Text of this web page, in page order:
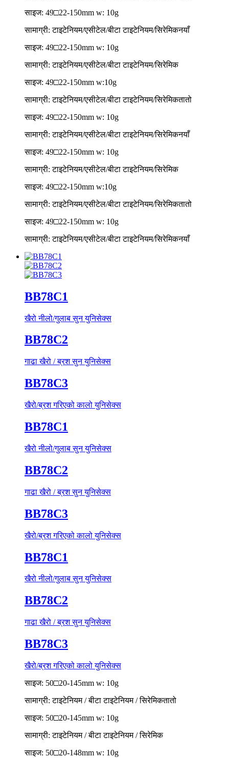
साइज: 49□22-150mm w: 10g
सामाग्री: टाइटेनियम/एसीटेल/बीटा टाइटेनियम/सिरेमिकनयाँ
साइज: 49□22-150mm w: 10g
सामाग्री: टाइटेनियम/एसीटेल/बीटा टाइटेनियम/सिरेमिक
साइज: 49□22-150mm w:10g
सामाग्री: टाइटेनियम/एसीटेल/बीटा टाइटेनियम/सिरेमिकतातो
साइज: 49□22-150mm w: 10g
सामाग्री: टाइटेनियम/एसीटेल/बीटा टाइटेनियम/सिरेमिकनयाँ
साइज: 49□22-150mm w: 10g
सामाग्री: टाइटेनियम/एसीटेल/बीटा टाइटेनियम/सिरेमिक
साइज: 49□22-150mm w:10g
सामाग्री: टाइटेनियम/एसीटेल/बीटा टाइटेनियम/सिरेमिकतातो
साइज: 49□22-150mm w: 10g
सामाग्री: टाइटेनियम/एसीटेल/बीटा टाइटेनियम/सिरेमिकनयाँ
BB78C1
खैरो नीलो/गुलाब सुन युनिसेक्स
BB78C2
गाढा खैरो / ब्रश सुन युनिसेक्स
BB78C3
खैरो/ब्रश गरिएको कालो युनिसेक्स
BB78C1
खैरो नीलो/गुलाब सुन युनिसेक्स
BB78C2
गाढा खैरो / ब्रश सुन युनिसेक्स
BB78C3
खैरो/ब्रश गरिएको कालो युनिसेक्स
BB78C1
खैरो नीलो/गुलाब सुन युनिसेक्स
BB78C2
गाढा खैरो / ब्रश सुन युनिसेक्स
BB78C3
खैरो/ब्रश गरिएको कालो युनिसेक्स
साइज: 50□20-145mm w: 10g
सामाग्री: टाइटेनियम / बीटा टाइटेनियम / सिरेमिकतातो
साइज: 50□20-145mm w: 10g
सामाग्री: टाइटेनियम / बीटा टाइटेनियम / सिरेमिक
साइज: 50□20-148mm w: 10g